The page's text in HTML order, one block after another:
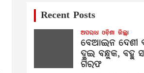
Recent Posts
ଅପରାଧ ଓଡ଼ିଶା ଜିଲ୍ଲା
ବେଆଇନ ଦେଶୀ
ଦୁଇ ବନ୍ଧୁକ, ବହୁ
ଗିରଫ